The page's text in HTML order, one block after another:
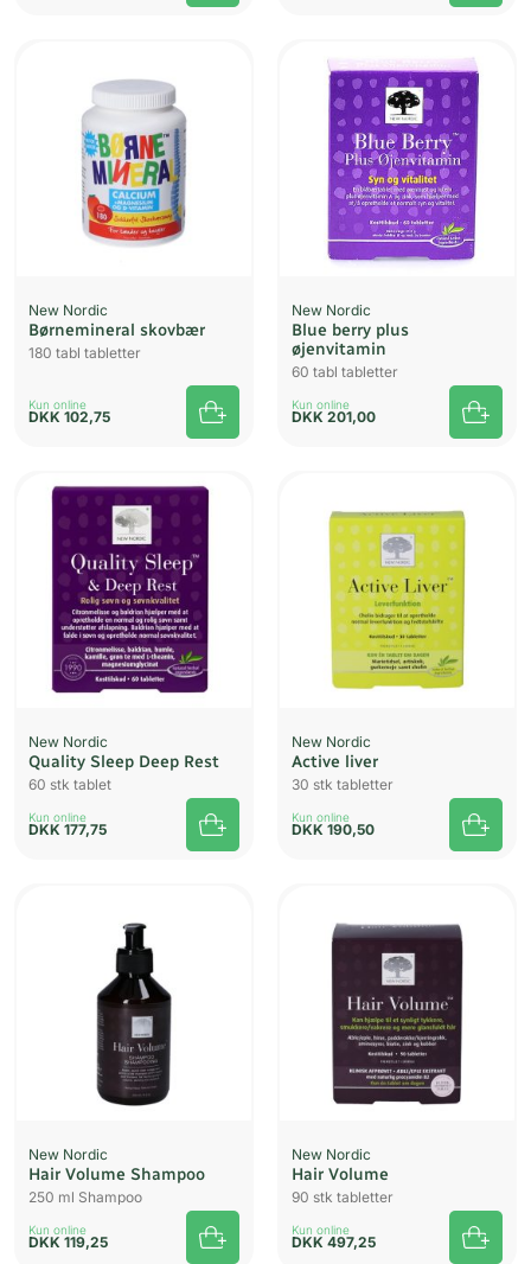
New Nordic
Børnemineral skovbær
180 tabl tabletter
Kun online
DKK 102,75
New Nordic
Blue berry plus
øjenvitamin
60 tabl tabletter
Kun online
DKK 201,00
New Nordic
Quality Sleep Deep Rest
60 stk tablet
Kun online
DKK 177,75
New Nordic
Active liver
30 stk tabletter
Kun online
DKK 190,50
New Nordic
Hair Volume Shampoo
250 ml Shampoo
Kun online
DKK 119,25
New Nordic
Hair Volume
90 stk tabletter
Kun online
DKK 497,25